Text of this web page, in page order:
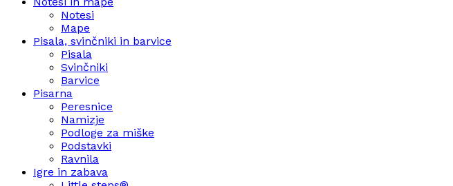
Notesi
Mape
Pisala, svinčniki in barvice
Pisala
Svinčniki
Barvice
Pisarna
Peresnice
Namizje
Podloge za miške
Podstavki
Ravnila
Igre in zabava